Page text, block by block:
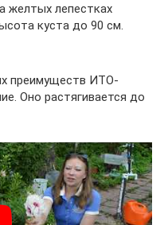
желтых лепестках
куста до 90 см.
преимуществ ИТО-
Оно растягивается до